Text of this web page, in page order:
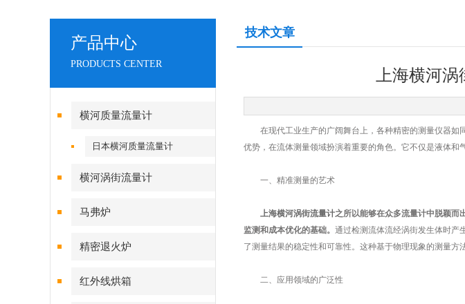
产品中心
PRODUCTS CENTER
横河质量流量计
日本横河质量流量计
横河涡街流量计
马弗炉
精密退火炉
红外线烘箱
技术文章
上海横河
在现代工业生产的广阔舞台上，各种精密的测量仪器如
优势，在流体测量领域扮演着重要的角色。它不仅是液体和
一、精准测量的艺术
上海横河涡街流量计之所以能够在众多流量计中脱颖而
监测和成本优化的基础。 通过检测流体流经涡街发生体时产
了测量结果的稳定性和可靠性。这种基于物理现象的测量方
二、应用领域的广泛性